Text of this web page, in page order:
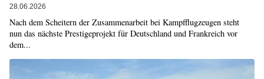
28.06.2026
Nach dem Scheitern der Zusammenarbeit bei Kampfflugzeugen steht
nun das nächste Prestigeprojekt für Deutschland und Frankreich vor
dem...